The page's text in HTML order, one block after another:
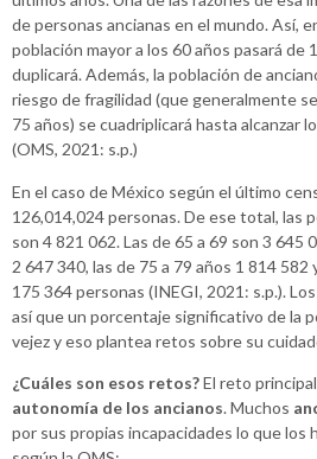
de personas ancianas en el mundo. Así,
población mayor a los 60 años pasará de
duplicará. Además, la población de
riesgo de fragilidad (que generalmente
75 años) se cuadriplicará hasta alcanzar
(OMS, 2021: s.p.)
En el caso de México según el último
126,014,024 personas. De ese total, las
son 4 821 062. Las de 65 a 69 son 3 645
2 647 340, las de 75 a 79 años 1 814 582
175 364 personas (INEGI, 2021: s.p.).
así que un porcentaje significativo de la
vejez y eso plantea retos sobre su
¿Cuáles son esos retos?El reto
autonomía de los ancianos. Muchos
por sus propias incapacidades lo que los